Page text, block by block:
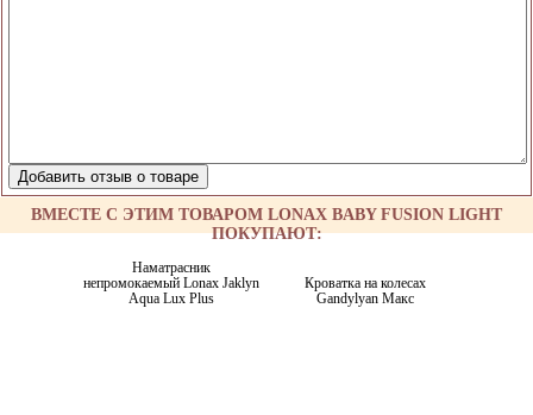
ВМЕСТЕ С ЭТИМ ТОВАРОМ LONAX BABY FUSION LIGHT
ПОКУПАЮТ:
Наматрасник
непромокаемый Lonax Jaklyn
Aqua Lux Plus
Кроватка на колесах
Gandylyan Макс